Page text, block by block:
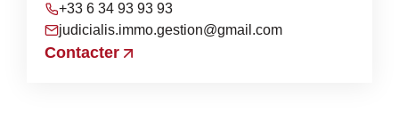
+33 6 34 93 93 93
judicialis.immo.gestion@gmail.com
Contacter